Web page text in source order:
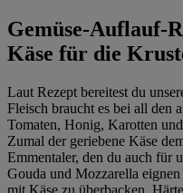
Gemüse-Auflauf-
Käse für die
Laut Rezept bereitest du
Fleisch braucht es bei all den
Tomaten, Honig, Karotten
Zumal der geriebene Käse
Emmentaler, den du auch für
Gouda und Mozzarella